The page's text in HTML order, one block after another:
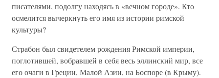
писателями, подолгу находясь в «вечном городе». Кто
осмелится вычеркнуть его имя из истории римской
культуры?
Страбон был свидетелем рождения Римской империи,
поглотившей, вобравшей в себя весь эллинский мир, все
его очаги в Греции, Малой Азии, на Боспоре (в Крыму).